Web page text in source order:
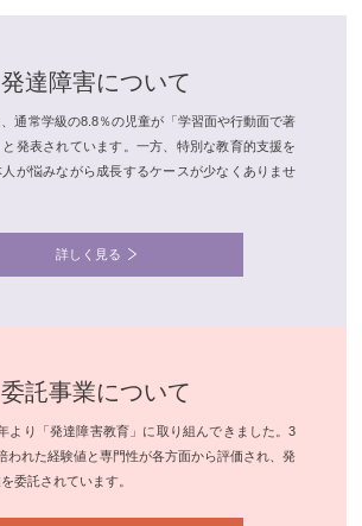
発達障害について
通常学級の8.8％の児童が「学習面や行動面で著
と発表されています。一方、特別な教育的支援を
が悩みながら成長するケースが少なくありませ
詳しく見る
委託事業について
より「発達障害教育」に取り組んできました。3
われた経験値と専門性が各方面から評価され、発
を委託されています。